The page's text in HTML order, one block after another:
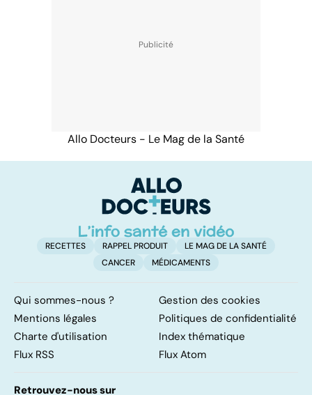
Allo Docteurs - Le Mag de la Santé
RECETTES RAPPEL PRODUIT
LE MAG DE LA SANTÉ
CANCER
MÉDICAMENTS
Qui sommes-nous ?
Gestion des cookies
Mentions légales
Politiques de confidentialité
Charte d'utilisation
Index thématique
Flux RSS
Flux Atom
Retrouvez-nous sur